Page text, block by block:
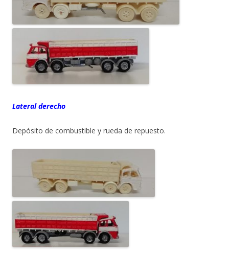
Lateral derecho
Depósito de combustible y rueda de repuesto.